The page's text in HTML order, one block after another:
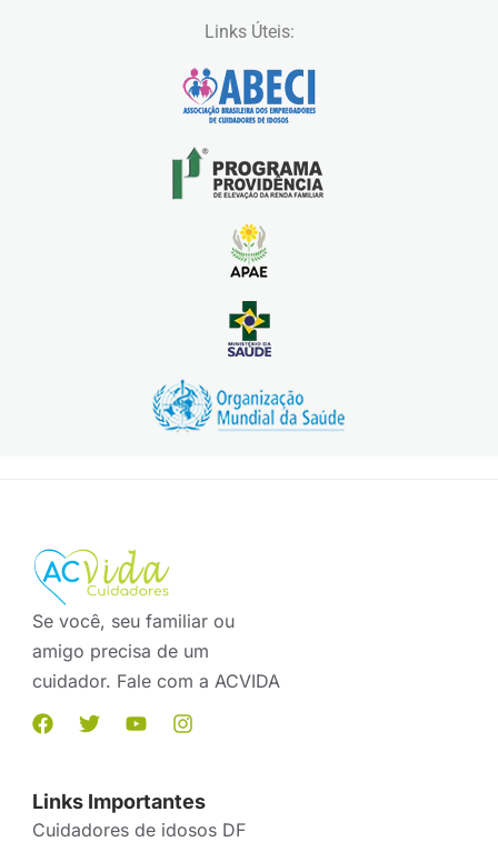
Links Úteis:
Se você, seu familiar ou
amigo precisa de um
cuidador. Fale com a ACVIDA
Links Importantes
Cuidadores de idosos DF